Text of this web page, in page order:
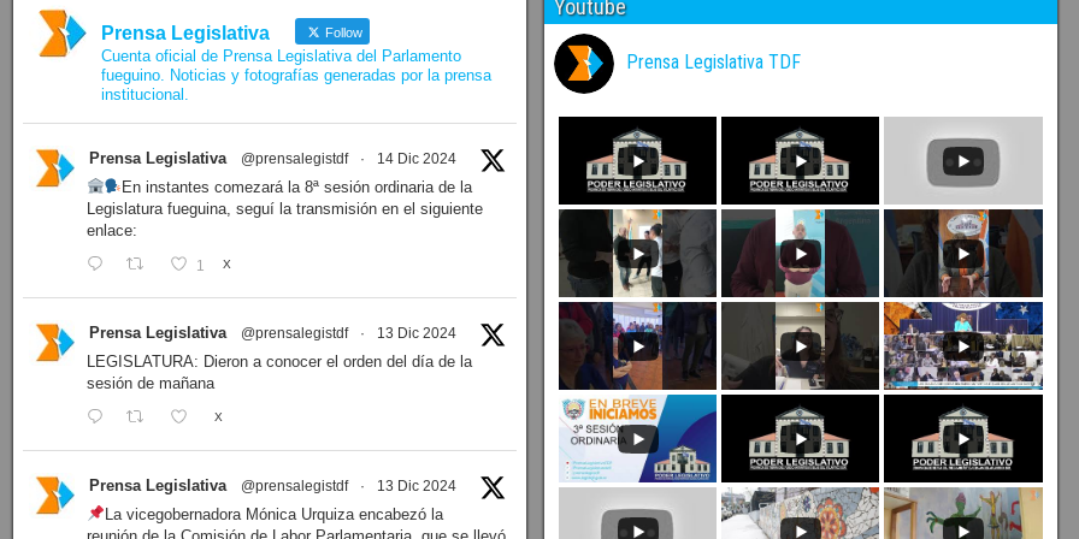
Prensa Legislativa Follow
Cuenta oficial de Prensa Legislativa del Parlamento
fueguino. Noticias y fotografías generadas por la prensa
institucional.
Prensa Legislativa @prensalegistdf · 14 Dic 2024
En instantes comezará la 8ª sesión ordinaria de la
Legislatura fueguina, seguí la transmisión en el siguiente
enlace:
1 X
Prensa Legislativa @prensalegistdf · 13 Dic 2024
LEGISLATURA: Dieron a conocer el orden del día de la
sesión de mañana
X
Prensa Legislativa @prensalegistdf · 13 Dic 2024
La vicegobernadora Mónica Urquiza encabezó la
Youtube
Prensa Legislativa TDF